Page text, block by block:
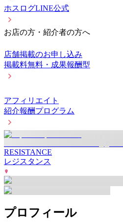
ホスログLINE公式
お店の方・紹介者の方へ
店舗掲載のお申し込み
掲載料無料・成果報酬型
アフィリエイト
紹介報酬プログラム
RESISTANCE
レジスタンス
プロフィール